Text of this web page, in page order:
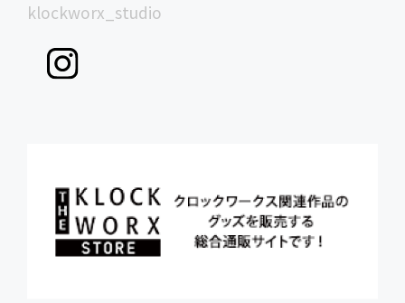
klockworx_studio